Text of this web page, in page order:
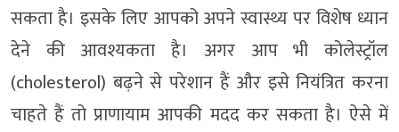
सकता है। इसके लिए आपको अपने स्वास्थ्य पर विशेष ध्यान
देने की आवश्यकता है। अगर आप भी कोलेस्ट्रॉल
(cholesterol) बढ़ने से परेशान हैं और इसे नियंत्रित करना
चाहते हैं तो प्राणायाम आपकी मदद कर सकता है। ऐसे में